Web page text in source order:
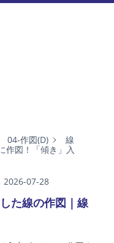
04-作図(D)
線
作図！「傾き」入
2026-07-28
た線の作図｜線